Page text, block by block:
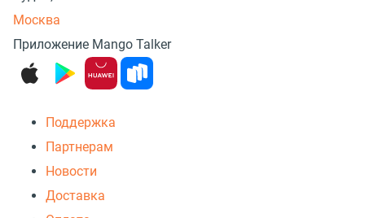
Москва
Приложение Mango Talker
Поддержка
Партнерам
Новости
Доставка